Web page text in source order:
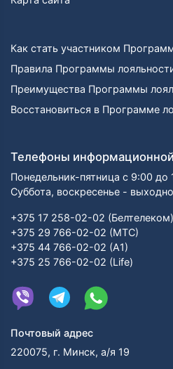
Как стать участником
Правила Программы
Преимущества Программы
Восстановиться в Программе
Телефоны
Понедельник-пятница с 9:00 до
Суббота, воскресенье -
+375 17 258-02-02 (Белтелеком)
+375 29 766-02-02 (МТС)
+375 44 766-02-02 (А1)
+375 25 766-02-02 (Life)
Почтовый адрес
220075, г. Минск, а/я 19